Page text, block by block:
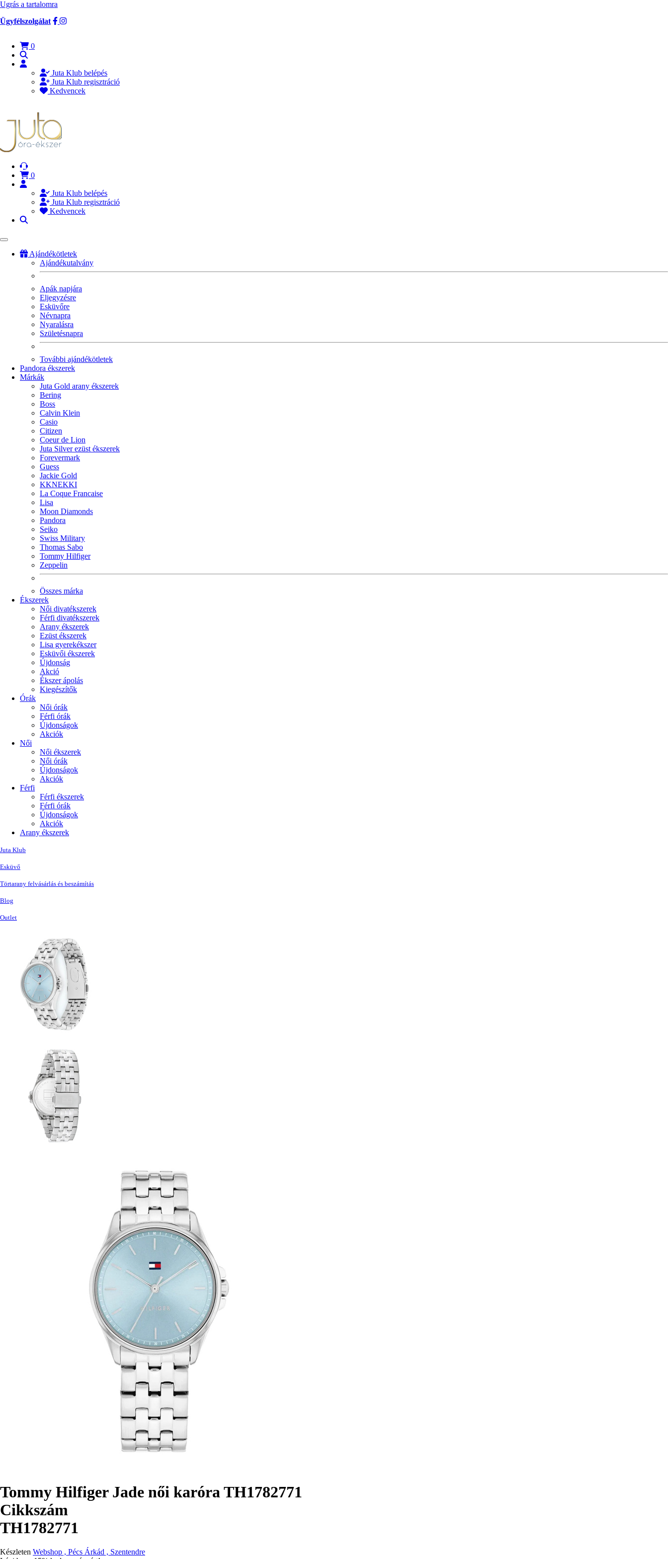
Ugrás a tartalomra
Ügyfélszolgálat
0
Juta Klub belépés
Juta Klub regisztráció
Kedvencek
0
Juta Klub belépés
Juta Klub regisztráció
Kedvencek
Ajándékötletek
Ajándékutalvány
Apák napjára
Eljegyzésre
Esküvőre
Névnapra
Nyaralásra
Születésnapra
További ajándékötletek
Pandora ékszerek
Márkák
Juta Gold arany ékszerek
Bering
Boss
Calvin Klein
Casio
Citizen
Coeur de Lion
Juta Silver ezüst ékszerek
Forevermark
Guess
Jackie Gold
KKNEKKI
La Coque Francaise
Lisa
Moon Diamonds
Pandora
Seiko
Swiss Military
Thomas Sabo
Tommy Hilfiger
Zeppelin
Összes márka
Ékszerek
Női divatékszerek
Férfi divatékszerek
Arany ékszerek
Ezüst ékszerek
Lisa gyerekékszer
Esküvői ékszerek
Újdonság
Akció
Ékszer ápolás
Kiegészítők
Órák
Női órák
Férfi órák
Újdonságok
Akciók
Női
Női ékszerek
Női órák
Újdonságok
Akciók
Férfi
Férfi ékszerek
Férfi órák
Újdonságok
Akciók
Arany ékszerek
Juta Klub
Esküvő
Törtarany felvásárlás és beszámítás
Blog
Outlet
Tommy Hilfiger Jade női karóra TH1782771
Cikkszám
TH1782771
Készleten Webshop , Pécs Árkád , Szentendre